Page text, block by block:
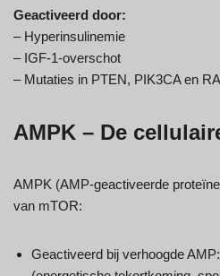
Geactiveerd door:
– Hyperinsulinemie
– IGF-1-overschot
– Mutaties in PTEN, PIK3CA en
AMPK – De
AMPK (AMP-geactiveerde
van mTOR:
Geactiveerd bij verhoogde